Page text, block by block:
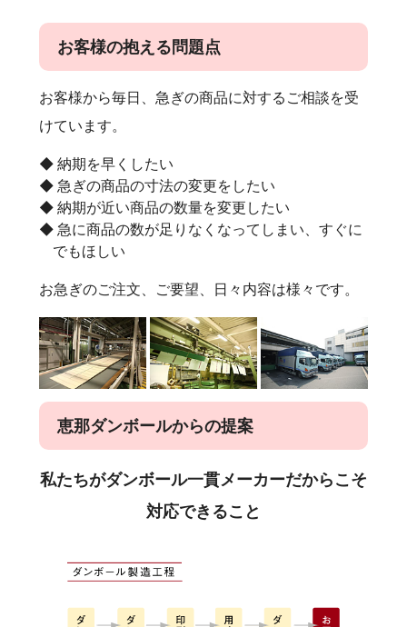
お客様の抱える問題点
お客様から毎日、急ぎの商品に対するご相談を受
けています。
納期を早くしたい
急ぎの商品の寸法の変更をしたい
納期が近い商品の数量を変更したい
急に商品の数が足りなくなってしまい、すぐに
でもほしい
お急ぎのご注文、ご要望、日々内容は様々です。
恵那ダンボールからの提案
私たちがダンボール一貫メーカーだからこそ
対応できること